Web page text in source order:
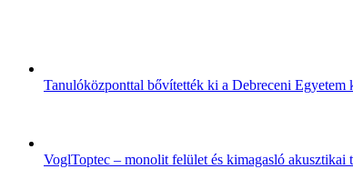
Tanulóközponttal bővítették ki a Debreceni Egyetem
VoglToptec – monolit felület és kimagasló akusztikai